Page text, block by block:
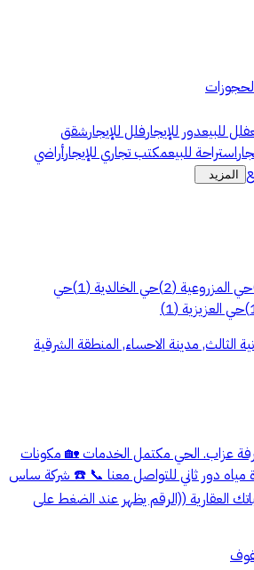
فلل للبيعدور للإيجارفلل للإيجارشقق
استراحة للبيعمكتب تجاري للإيجارأراضي
المزيد
حي المزروعية(
2
)حي الخالدية(
1
)حي
)حي العزيزية(
1
)
الثالث, مدينة الاحساء, المنطقة الشرقية
غرفة عزاب. الحي مكتمل الخدمات 🏡 مكونات
دور ثاني للتواصل معنا 📞 ☎️ شركة ساس
العقارية ((الرقم يظهر عند الضغط على